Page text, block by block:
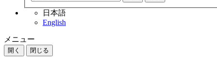
日本語
English
メニュー
開く 閉じる